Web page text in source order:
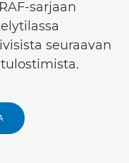
sarjaan
seuraavan